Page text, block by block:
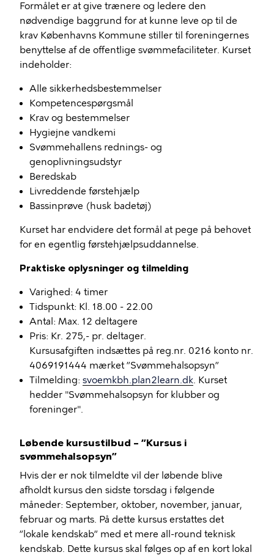
Formålet er at give trænere og ledere den
nødvendige baggrund for at kunne leve op til de
krav Københavns Kommune stiller til foreningernes
benyttelse af de offentlige svømmefaciliteter. Kurset
indeholder:
Alle sikkerhedsbestemmelser
Kompetencespørgsmål
Krav og bestemmelser
Hygiejne vandkemi
Svømmehallens rednings- og
genoplivningsudstyr
Beredskab
Livreddende førstehjælp
Bassinprøve (husk badetøj)
Kurset har endvidere det formål at pege på behovet
for en egentlig førstehjælpsuddannelse.
Praktiske oplysninger og tilmelding
Varighed: 4 timer
Tidspunkt: Kl. 18.00 - 22.00
Antal: Max. 12 deltagere
Pris: Kr. 275,- pr. deltager.
Kursusafgiften indsættes på reg.nr. 0216 konto nr.
4069191444 mærket ”Svømmehalsopsyn”
Tilmelding: svoemkbh.plan2learn.dk. Kurset
hedder "Svømmehalsopsyn for klubber og
foreninger".
Løbende kursustilbud – ”Kursus i
svømmehalsopsyn”
Hvis der er nok tilmeldte vil der løbende blive
afholdt kursus den sidste torsdag i følgende
måneder: September, oktober, november, januar,
februar og marts. På dette kursus erstattes det
”lokale kendskab” med et mere all-round teknisk
kendskab. Dette kursus skal følges op af en kort lokal